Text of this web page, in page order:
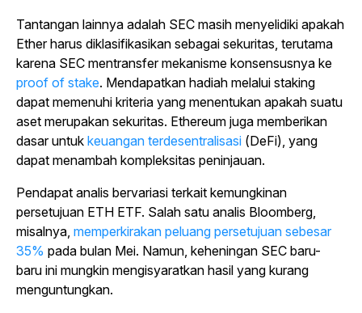
Tantangan lainnya adalah SEC masih menyelidiki apakah
Ether harus diklasifikasikan sebagai sekuritas, terutama
karena SEC mentransfer mekanisme konsensusnya ke
proof of stake. Mendapatkan hadiah melalui staking
dapat memenuhi kriteria yang menentukan apakah suatu
aset merupakan sekuritas. Ethereum juga memberikan
dasar untuk keuangan terdesentralisasi (DeFi), yang
dapat menambah kompleksitas peninjauan.
Pendapat analis bervariasi terkait kemungkinan
persetujuan ETH ETF. Salah satu analis Bloomberg,
misalnya, memperkirakan peluang persetujuan sebesar
35% pada bulan Mei. Namun, keheningan SEC baru-
baru ini mungkin mengisyaratkan hasil yang kurang
menguntungkan.